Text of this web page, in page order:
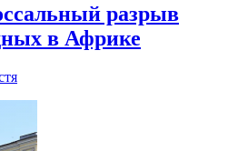
разрыв
в Африке